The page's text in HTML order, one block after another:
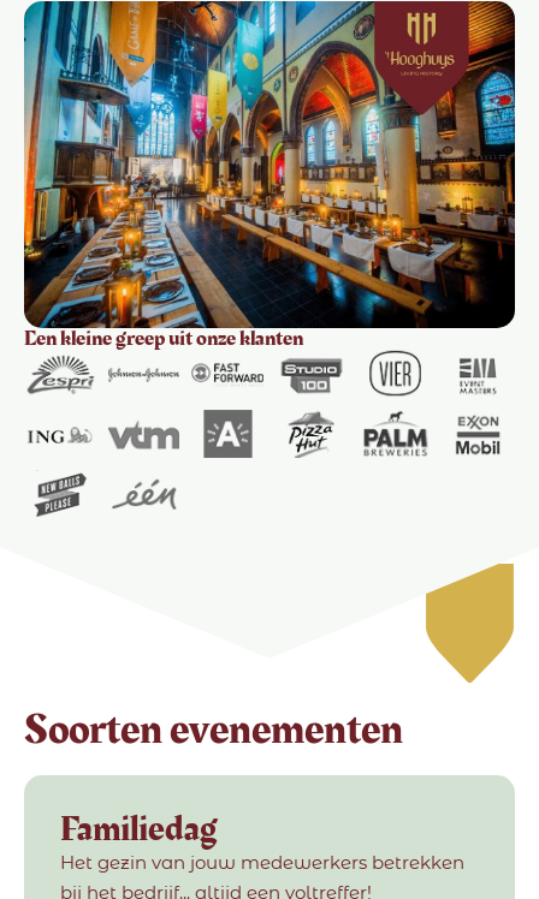
Een kleine greep uit onze klanten
Soorten evenementen
Familiedag
Het gezin van jouw medewerkers betrekken
bij het bedrijf... altijd een voltreffer!